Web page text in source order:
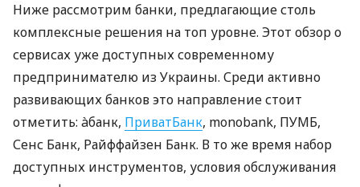
Ниже рассмотрим банки, предлагающие столь
комплексные решения на топ уровне. Этот обзор о
сервисах уже доступных современному
предпринимателю из Украины. Среди активно
развивающих банков это направление стоит
отметить: àбанк, ПриватБанк, monobank, ПУМБ,
Сенс Банк, Райффайзен Банк. В то же время набор
доступных инструментов, условия обслуживания